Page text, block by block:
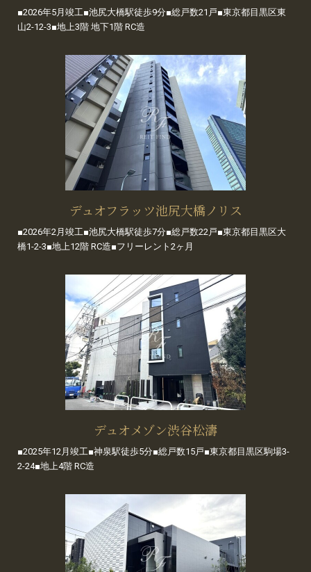
■2026年5月竣工■池尻大橋駅徒歩9分■総戸数21戸■東京都目黒区東
山2-12-3■地上3階 地下1階 RC造
デュオフラッツ池尻大橋ノリス
■2026年2月竣工■池尻大橋駅徒歩7分■総戸数22戸■東京都目黒区大
橋1-2-3■地上12階 RC造■フリーレント2ヶ月
デュオメゾン渋谷松濤
■2025年12月竣工■神泉駅徒歩5分■総戸数15戸■東京都目黒区駒場3-
2-24■地上4階 RC造